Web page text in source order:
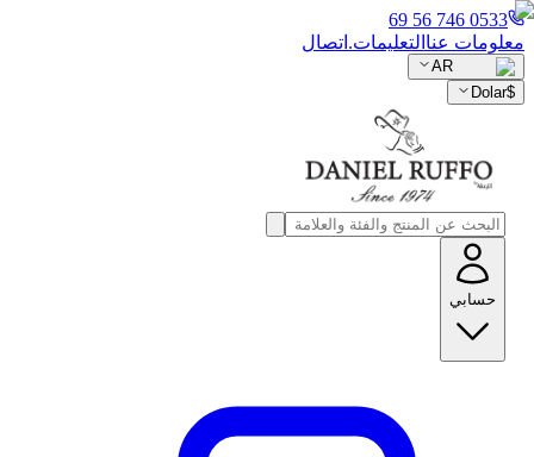
0533 746 56 69
معلومات عنا التعليمات. اتصال
AR
$
Dolar
حسابي